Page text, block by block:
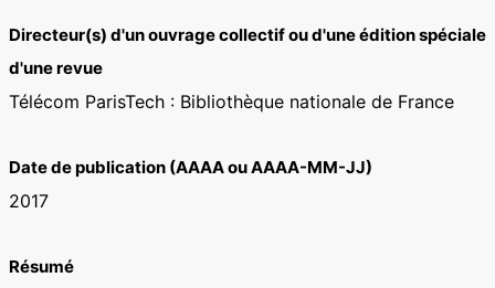
Directeur(s) d'un ouvrage collectif ou d'une édition spéciale
d'une revue
Télécom ParisTech : Bibliothèque nationale de France
Date de publication (AAAA ou AAAA-MM-JJ)
2017
Résumé